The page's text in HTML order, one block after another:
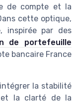
de compte et la
cette optique,
inspirée par des
de portefeuille
bancaire France
la stabilité
et la clarté de la